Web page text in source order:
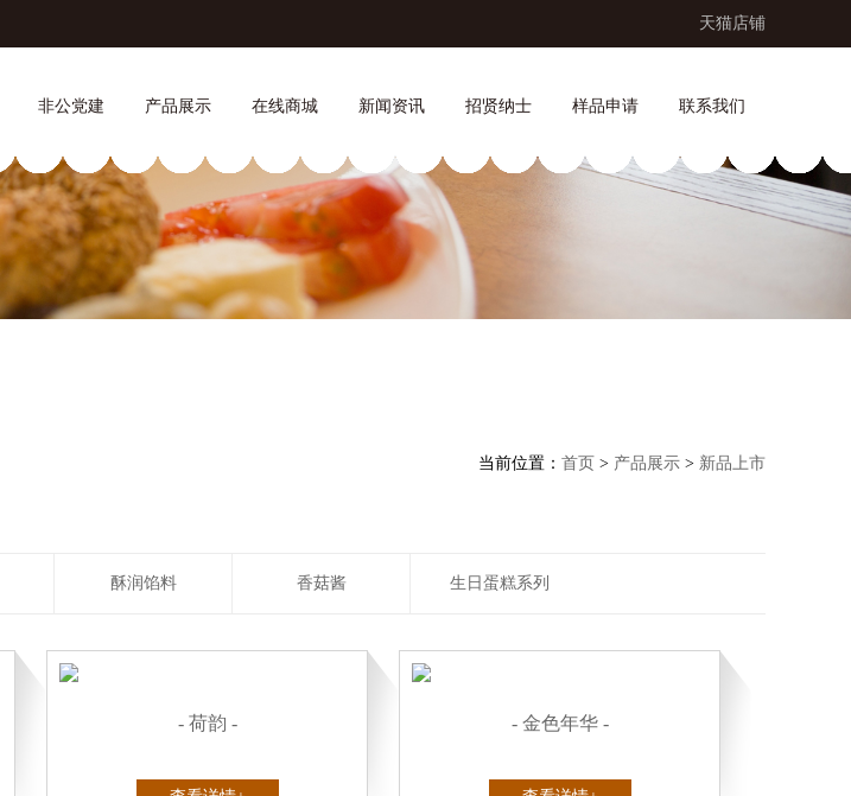
天猫店铺
非公党建 产品展示 在线商城 新闻资讯 招贤纳士 样品申请 联系我们
当前位置： 首页 > 产品展示 > 新品上市
酥润馅料 香菇酱 生日蛋糕系列
- 荷韵 - - 金色年华 -